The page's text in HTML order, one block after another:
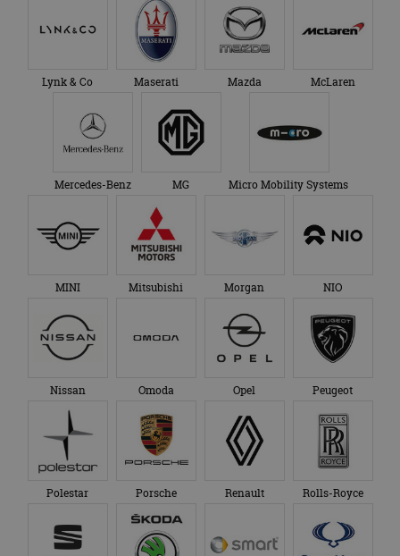
Lynk & Co Maserati Mazda McLaren
Mercedes-Benz MG Micro Mobility Systems
MINI Mitsubishi Morgan NIO
Nissan Omoda Opel Peugeot
Polestar Porsche Renault Rolls-Royce